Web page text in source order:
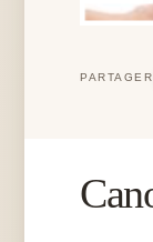
PARTAGER